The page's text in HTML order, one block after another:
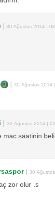
| 30 Ağustos 2014 |
| 30 Ağustos 2014
| 30 Ağustos 2014 |
mac saatinin
| 30
zor olur .s